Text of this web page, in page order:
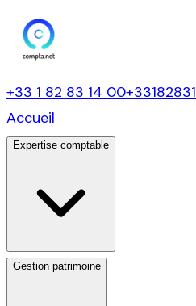
+33 1 82 83 14 00
Accueil
Expertise comptable
Gestion patrimoine